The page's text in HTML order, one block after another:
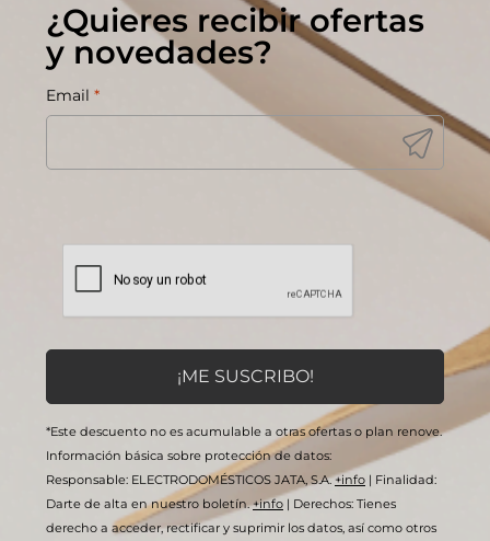
¿Quieres recibir ofertas
y novedades?
Email *
*Este descuento no es acumulable a otras ofertas o plan renove.
Información básica sobre protección de datos:
Responsable: ELECTRODOMÉSTICOS JATA, S.A.+info | Finalidad:
Darte de alta en nuestro boletín.+info | Derechos: Tienes
derecho a acceder, rectificar y suprimir los datos, así como otros